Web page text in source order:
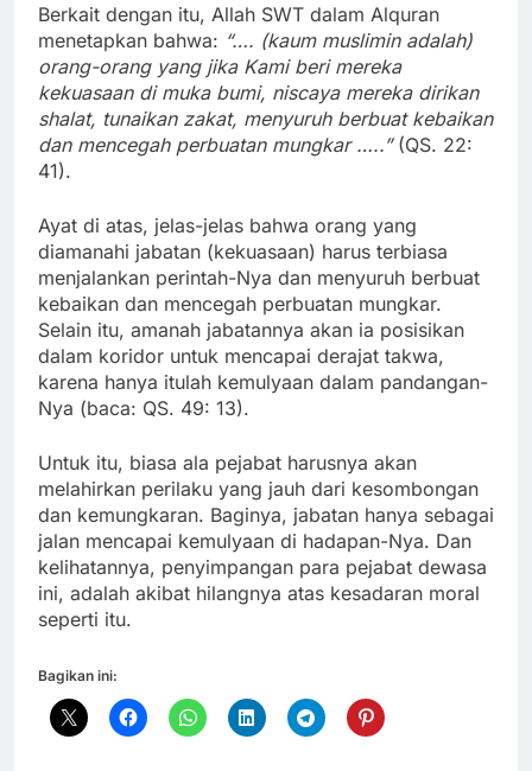
Berkait dengan itu, Allah SWT dalam Alquran
menetapkan bahwa: “…. (kaum muslimin adalah)
orang-orang yang jika Kami beri mereka
kekuasaan di muka bumi, niscaya mereka dirikan
shalat, tunaikan zakat, menyuruh berbuat kebaikan
dan mencegah perbuatan mungkar …..”(QS. 22:
41).
Ayat di atas, jelas-jelas bahwa orang yang
diamanahi jabatan (kekuasaan) harus terbiasa
menjalankan perintah-Nya dan menyuruh berbuat
kebaikan dan mencegah perbuatan mungkar.
Selain itu, amanah jabatannya akan ia posisikan
dalam koridor untuk mencapai derajat takwa,
karena hanya itulah kemulyaan dalam pandangan-
Nya (baca: QS. 49: 13).
Untuk itu, biasa ala pejabat harusnya akan
melahirkan perilaku yang jauh dari kesombongan
dan kemungkaran. Baginya, jabatan hanya sebagai
jalan mencapai kemulyaan di hadapan-Nya. Dan
kelihatannya, penyimpangan para pejabat dewasa
ini, adalah akibat hilangnya atas kesadaran moral
seperti itu.
Bagikan ini: